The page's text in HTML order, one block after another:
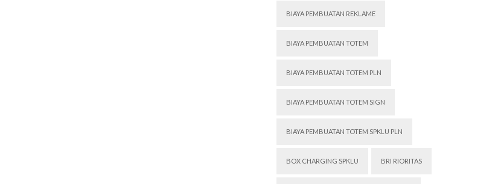
BIAYA PEMBUATAN REKLAME
BIAYA PEMBUATAN TOTEM
BIAYA PEMBUATAN TOTEM PLN
BIAYA PEMBUATAN TOTEM SIGN
BIAYA PEMBUATAN TOTEM SPKLU PLN
BOX CHARGING SPKLU BRI RIORITAS